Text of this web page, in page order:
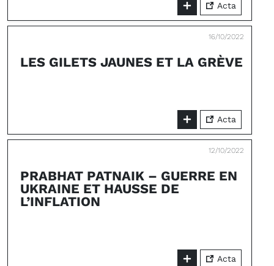
Acta
16/10/2022
LES GILETS JAUNES ET LA GRÈVE
Acta
12/10/2022
PRABHAT PATNAIK – GUERRE EN
UKRAINE ET HAUSSE DE
L’INFLATION
Acta